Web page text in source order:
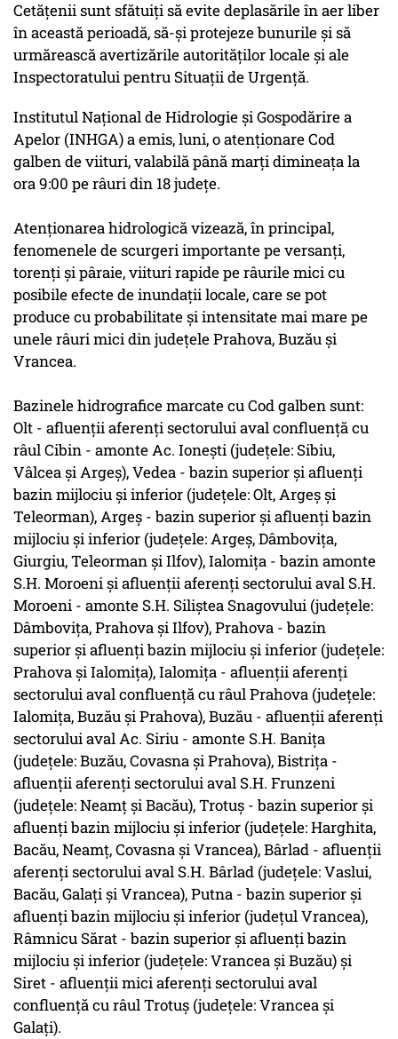
Cetățenii sunt sfătuiți să evite deplasările în aer liber
în această perioadă, să-și protejeze bunurile și să
urmărească avertizările autorităților locale și ale
Inspectoratului pentru Situații de Urgență.
Institutul Naţional de Hidrologie şi Gospodărire a
Apelor (INHGA) a emis, luni, o atenţionare Cod
galben de viituri, valabilă până marţi dimineaţa la
ora 9:00 pe râuri din 18 judeţe.
Atenţionarea hidrologică vizează, în principal,
fenomenele de scurgeri importante pe versanţi,
torenţi şi pâraie, viituri rapide pe râurile mici cu
posibile efecte de inundaţii locale, care se pot
produce cu probabilitate şi intensitate mai mare pe
unele râuri mici din judeţele Prahova, Buzău şi
Vrancea.
Bazinele hidrografice marcate cu Cod galben sunt:
Olt - afluenţii aferenţi sectorului aval confluenţă cu
râul Cibin - amonte Ac. Ioneşti (judeţele: Sibiu,
Vâlcea şi Argeş), Vedea - bazin superior şi afluenţi
bazin mijlociu şi inferior (judeţele: Olt, Argeş şi
Teleorman), Argeş - bazin superior şi afluenţi bazin
mijlociu şi inferior (judeţele: Argeş, Dâmboviţa,
Giurgiu, Teleorman şi Ilfov), Ialomiţa - bazin amonte
S.H. Moroeni şi afluenţii aferenţi sectorului aval S.H.
Moroeni - amonte S.H. Siliştea Snagovului (judeţele:
Dâmboviţa, Prahova şi Ilfov), Prahova - bazin
superior şi afluenţi bazin mijlociu şi inferior (judeţele:
Prahova şi Ialomiţa), Ialomiţa - afluenţii aferenţi
sectorului aval confluenţă cu râul Prahova (judeţele:
Ialomiţa, Buzău şi Prahova), Buzău - afluenţii aferenţi
sectorului aval Ac. Siriu - amonte S.H. Baniţa
(judeţele: Buzău, Covasna şi Prahova), Bistriţa -
afluenţii aferenţi sectorului aval S.H. Frunzeni
(judeţele: Neamţ şi Bacău), Trotuş - bazin superior şi
afluenţi bazin mijlociu şi inferior (judeţele: Harghita,
Bacău, Neamţ, Covasna şi Vrancea), Bârlad - afluenţii
aferenţi sectorului aval S.H. Bârlad (judeţele: Vaslui,
Bacău, Galaţi şi Vrancea), Putna - bazin superior şi
afluenţi bazin mijlociu şi inferior (judeţul Vrancea),
Râmnicu Sărat - bazin superior şi afluenţi bazin
mijlociu şi inferior (judeţele: Vrancea şi Buzău) şi
Siret - afluenţii mici aferenţi sectorului aval
confluenţă cu râul Trotuş (judeţele: Vrancea şi
Galaţi).